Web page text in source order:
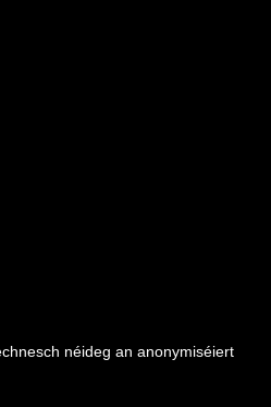
néideg an anonymiséiert